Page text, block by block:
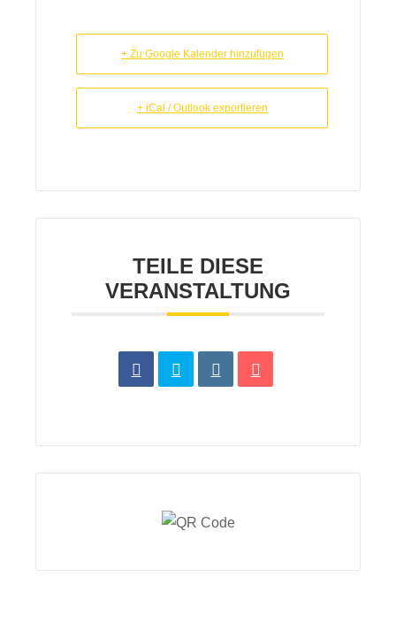
+ Zu Google Kalender hinzufügen
+ iCal / Outlook exportieren
TEILE DIESE
VERANSTALTUNG